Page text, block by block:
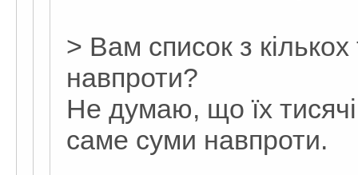
> Вам список з
навпроти?
Не думаю, що їх
саме суми навпроти.